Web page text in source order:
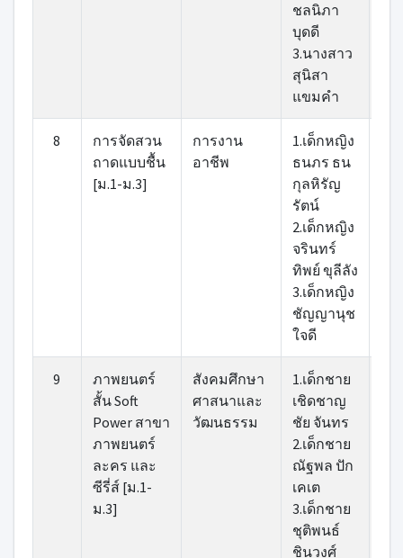
ชลนิภา
บุดดี
3.นางสาว
สุนิสา
แขมคำ
8
การจัดสวน
ถาดแบบชื้น
[ม.1-ม.3]
การงาน
อาชีพ
1.เด็กหญิง
ธนภร ธน
กุลหิรัญ
รัตน์
2.เด็กหญิง
จรินทร์
ทิพย์ ขุลีลัง
3.เด็กหญิง
ชัญญานุช
ใจดี
9
ภาพยนตร์
สั้น Soft
Power สาขา
ภาพยนตร์
ละคร และ
ซีรี่ส์ [ม.1-
ม.3]
สังคมศึกษา
ศาสนาและ
วัฒนธรรม
1.เด็กชาย
เชิดชาญ
ชัย จันทร
2.เด็กชาย
ณัฐพล ปัก
เคเต
3.เด็กชาย
ชุติพนธ์
ชินวงศ์